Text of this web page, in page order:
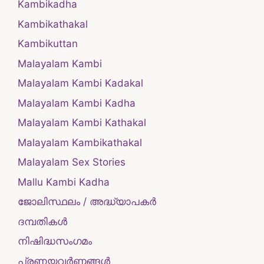
Kambikadha
Kambikathakal
Kambikuttan
Malayalam Kambi
Malayalam Kambi Kadakal
Malayalam Kambi Kadha
Malayalam Kambi Kathakal
Malayalam Kambikathakal
Malayalam Sex Stories
Mallu Kambi Kadha
ജോലിസ്ഥലം / അദ്ധ്യാപകർ
ദമ്പതികള്‍
നിഷിദ്ധസംഗമം
പ്രണയവർണ്ണങ്ങൾ